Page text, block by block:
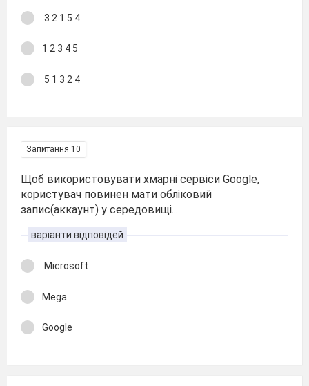
3 2 1 5 4
1 2 3 4 5
5 1 3 2 4
Запитання 10
Щоб використовувати хмарні сервіси Google,
користувач повинен мати обліковий
запис(аккаунт) у середовищі...
варіанти відповідей
Microsoft
Mega
Google